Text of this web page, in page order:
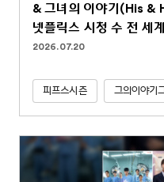
& 그녀의 이야기(His &
넷플릭스 시청 수 전 세
2026.07.20
피프스시즌 그의이야기